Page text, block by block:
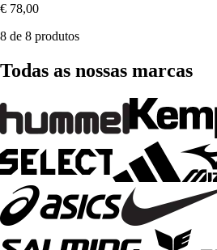
€ 78,00
8 de 8 produtos
Todas as nossas marcas